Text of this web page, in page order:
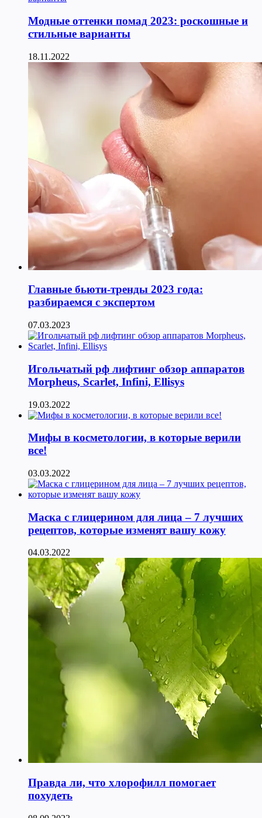
Модные оттенки помад 2023: роскошные и
стильные варианты
18.11.2022
Главные бьюти-тренды 2023 года:
разбираемся с экспертом
07.03.2023
Игольчатый рф лифтинг обзор аппаратов
Morpheus, Scarlet, Infini, Ellisys
19.03.2022
Мифы в косметологии, в которые верили
все!
03.03.2022
Маска с глицерином для лица – 7 лучших
рецептов, которые изменят вашу кожу
04.03.2022
Правда ли, что хлорофилл помогает
похудеть